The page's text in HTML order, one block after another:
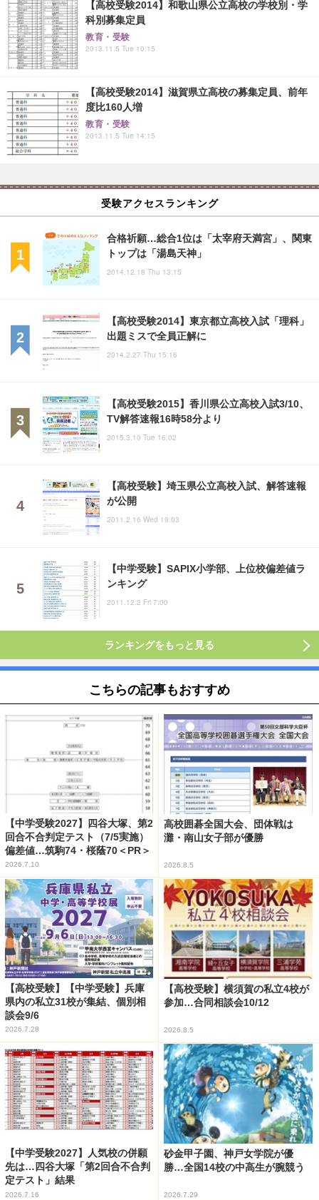
【高校受験2014】和歌山県公立高校の学校別・学
科別募集定員
教育・受験
2013.11.5 Tue 10:15
【高校受験2014】滋賀県立高校の募集定員、前年
度比160人増
教育・受験
2013.11.5 Tue 14:15
受験アクセスランキング
合格祈願…総合1位は「太宰府天満宮」、関東
トップは「湯島天神」
2014.12.18 Thu 13:15
【高校受験2014】東京都立高校入試「理科」
出題ミスで全員正解に
2014.2.27 Thu 15:16
【高校受験2015】香川県公立高校入試3/10、
TV解答速報16時58分より
2015.3.10 Tue 16:02
【高校受験】埼玉県公立高校入試、解答速報
が公開
2011.2.16 Wed 19:03
【中学受験】SAPIX小学部、上位校偏差値ラ
ンキング
2011.12.2 Fri 7:00
ランキングをもっと見る
こちらの記事もおすすめ
【中学受験2027】四谷大塚、第2
回合不合判定テスト（7/5実施）
偏差値…筑駒74・桜蔭70＜PR＞
2026.7.10
高校囲碁全国大会、団体戦は
灘・南山女子部が優勝
2026.8.5
【高校受験】【中学受験】兵庫
県内の私立31校が集結、個別相
談会9/6
2026.7.28
【高校受験】横須賀の私立4校が
参加…合同相談会10/12
2026.8.5
【中学受験2027】人気校の併願
先は…四谷大塚「第2回合不合判
定テスト」結果
2026.7.16
砂金甲子園、神戸女学院が優
勝…全国14校の中高生が腕競う
2026.7.29